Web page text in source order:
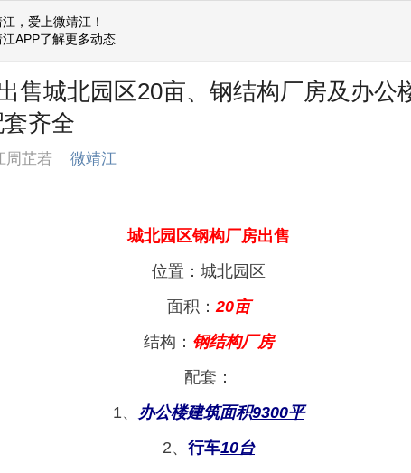
，爱上微靖江！
APP了解更多动态
售城北园区20亩、钢结构厂房及办公
齐全
周芷若 微靖江
城北园区钢构厂房出售
位置：城北园区
面积：20亩
结构： 钢结构厂房
配套：
1、 办公楼建筑面积9300平
2、 行车10台